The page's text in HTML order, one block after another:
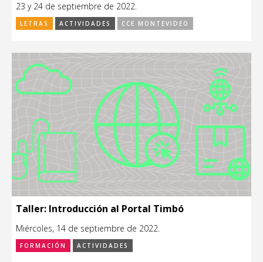
23 y 24 de septiembre de 2022.
LETRAS ACTIVIDADES CCE MONTEVIDEO
Taller: Introducción al Portal Timbó
Miércoles, 14 de septiembre de 2022.
FORMACIÓN ACTIVIDADES